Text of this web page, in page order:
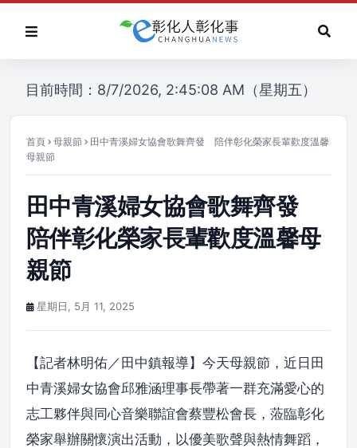
目前時間：8/7/2026, 2:45:08 AM（星期五）
首頁 母親節
田中青溪婦女協會歌舞齊發 陪伴彰化榮家長輩歡度溫馨
母親節
田中青溪婦女協會歌舞齊發
陪伴彰化榮家長輩歡度溫馨母
親節
星期日, 5月 11, 2025
【記者林明佑／田中鎮報導】今天母親節，近日田
中青溪婦女協會邱雅涵理事長帶著一群充滿愛心的
志工夥伴與同心音樂聯誼會蔡豐松會長，蒞臨彰化
榮家舉辦關懷演出活動，以優美歌聲與熱情舞蹈，